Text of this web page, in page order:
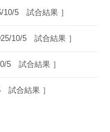
10/5 試合結果 ］
10/5 試合結果 ］
5 試合結果 ］
試合結果 ］